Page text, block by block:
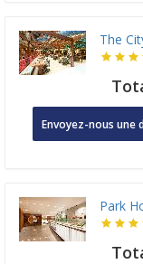
The
Envoyez-nous une
Park